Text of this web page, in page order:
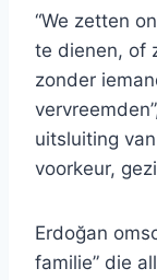
“We zetten
te dienen, of
zonder
uitsluiting
voorkeur,
Erdoğan
familie” die